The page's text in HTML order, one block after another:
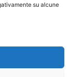
su alcune